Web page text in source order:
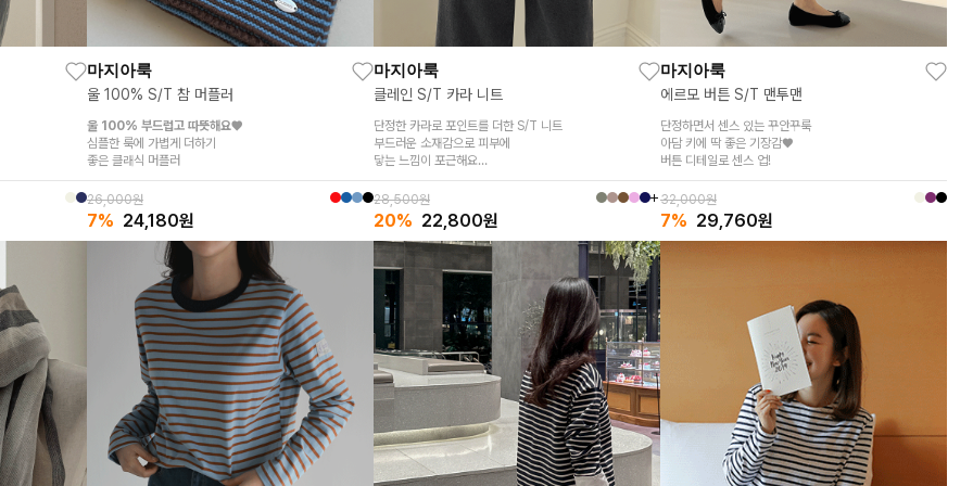
마지아룩
울 100% S/T 참 머플러
울 100% 부드럽고 따뜻해요♥
심플한 룩에 가볍게 더하기
좋은 클래식 머플러
26,000원
7% 24,180원
마지아룩
클레인 S/T 카라 니트
단정한 카라로 포인트를 더한 S/T 니트
부드러운 소재감으로 피부에
닿는 느낌이 포근해요
맨투맨의 편안함에
니트의 감성을 더한 디자인!
28,500원
20% 22,800원
마지아룩
에르모 버튼 S/T 맨투맨
단정하면서 센스 있는 꾸안꾸룩
아담 키에 딱 좋은 기장감♥
버튼 디테일로 센스 업!
32,000원
7% 29,760원